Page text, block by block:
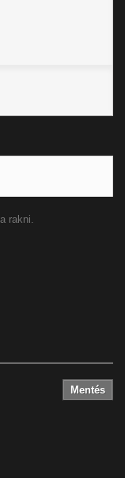
rakni.
Mentés